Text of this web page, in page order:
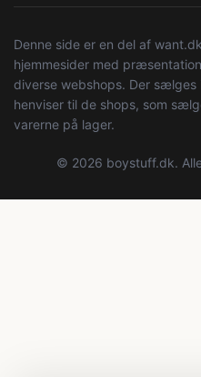
Denne side er en del af
hjemmesider med
diverse webshops. Der
henviser til de shops, som
varerne på lager.
© 2026 boystuff.dk.